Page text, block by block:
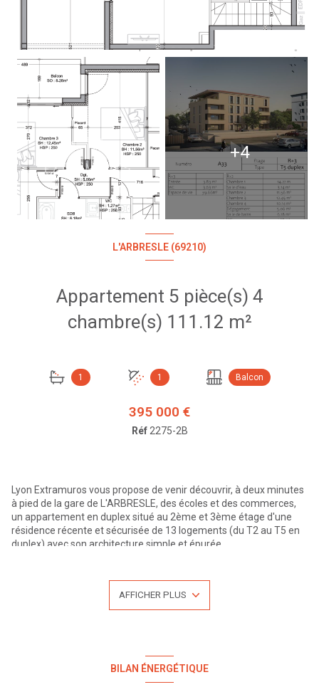
+4
L'ARBRESLE (69210)
Appartement 5 pièce(s) 4
chambre(s) 111.12 m²
1 1 Balcon
395 000 €
Réf 2275-2B
Lyon Extramuros vous propose de venir découvrir, à deux minutes
à pied de la gare de L'ARBRESLE, des écoles et des commerces,
un appartement en duplex situé au 2ème et 3ème étage d'une
résidence récente et sécurisée de 13 logements (du T2 au T5 en
duplex) avec son architecture simple et épurée.
directement sur la terrasse de 23.88 m2, d'une entrée avec
placard et d'un WC au 3ème étage. D'un espace nuit composé de
4 chambres avec placard dont 2 avec accès direct sur le balcon de
sécurisée au prix de 10 000€ ou stationnement double au prix de
AFFICHER PLUS
BILAN ÉNERGÉTIQUE